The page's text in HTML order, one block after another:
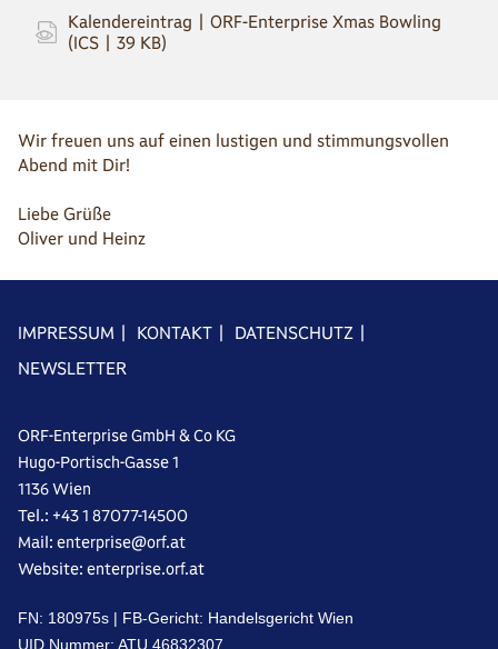
Kalendereintrag | ORF-Enterprise Xmas Bowling
(ICS | 39 KB)
Wir freuen uns auf einen lustigen und stimmungsvollen
Abend mit Dir!
Liebe Grüße
Oliver und Heinz
IMPRESSUM | KONTAKT | DATENSCHUTZ |
NEWSLETTER
ORF-Enterprise GmbH & Co KG
Hugo-Portisch-Gasse 1
1136 Wien
Tel.: +43 1 87077-14500
Mail: enterprise@orf.at
Website: enterprise.orf.at
FN: 18‌09‌75s | FB-Gericht: Handelsgericht Wien
UID Nummer: A‌TU 46‌83‌23‌07